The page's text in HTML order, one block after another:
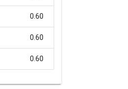
0.60
0.60
0.60